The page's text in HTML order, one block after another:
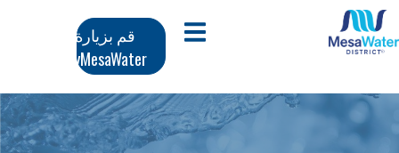
افتح قائمة الجوالقم بزيارة
MyMesaWater